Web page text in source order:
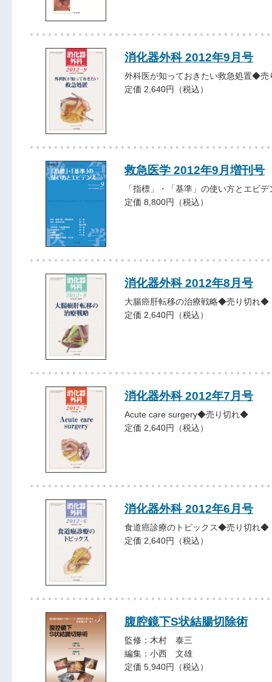
消化器外科 2012年9月号
外科医が知っておきたい救急処置◆
定価 2,640円（税込）
救急医学 2012年9月増刊号
「指標」・「基準」の使い方とエビデ
定価 8,800円（税込）
消化器外科 2012年8月号
大腸癌肝転移の治療戦略◆売り切れ◆
定価 2,640円（税込）
消化器外科 2012年7月号
Acute care surgery◆売り切れ◆
定価 2,640円（税込）
消化器外科 2012年6月号
食道癌診療のトピックス◆売り切れ◆
定価 2,640円（税込）
腹腔鏡下S状結腸切除術
監修：木村 泰三
編集：小西 文雄
定価 5,940円（税込）